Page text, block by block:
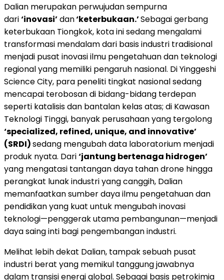
Dalian merupakan perwujudan sempurna
dari‘inovasi’dan‘keterbukaan.’Sebagai gerbang
keterbukaan Tiongkok, kota ini sedang mengalami
transformasi mendalam dari basis industri tradisional
menjadi pusat inovasi ilmu pengetahuan dan teknologi
regional yang memiliki pengaruh nasional. Di Yinggeshi
Science City, para peneliti tingkat nasional sedang
mencapai terobosan di bidang-bidang terdepan
seperti katalisis dan bantalan kelas atas; di Kawasan
Teknologi Tinggi, banyak perusahaan yang tergolong
‘specialized, refined, unique, and innovative’
(SRDI)sedang mengubah data laboratorium menjadi
produk nyata. Dari‘jantung bertenaga hidrogen’
yang mengatasi tantangan daya tahan drone hingga
perangkat lunak industri yang canggih, Dalian
memanfaatkan sumber daya ilmu pengetahuan dan
pendidikan yang kuat untuk mengubah inovasi
teknologi—penggerak utama pembangunan—menjadi
daya saing inti bagi pengembangan industri.
Melihat lebih dekat Dalian, tampak sebuah pusat
industri berat yang memikul tanggung jawabnya
dalam transisi energi global. Sebagai basis petrokimia